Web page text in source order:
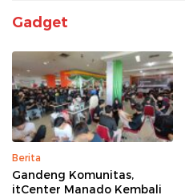
Gadget
Berita
Gandeng Komunitas,
itCenter Manado Kembali